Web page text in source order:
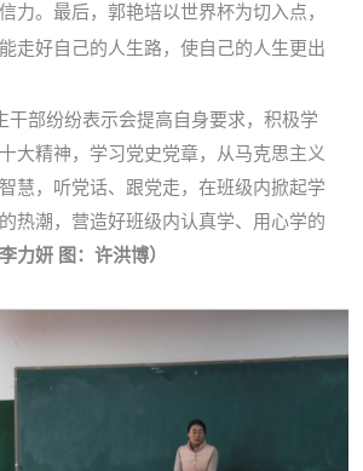
力。最后，郭艳培以世界杯为切入点，
走好自己的人生路，使自己的人生更出
部纷纷表示会提高自身要求，积极学
大精神，学习党史党章，从马克思主义
慧，听党话、跟党走， 在班级内掀起学
热潮，营造好班级内认真学、用心学的
力妍 图：许洪博）